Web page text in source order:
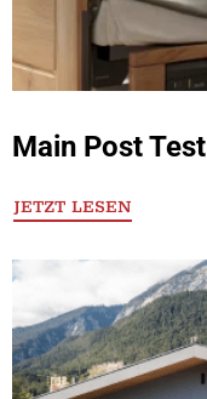
Main Post Test
JETZT LESEN